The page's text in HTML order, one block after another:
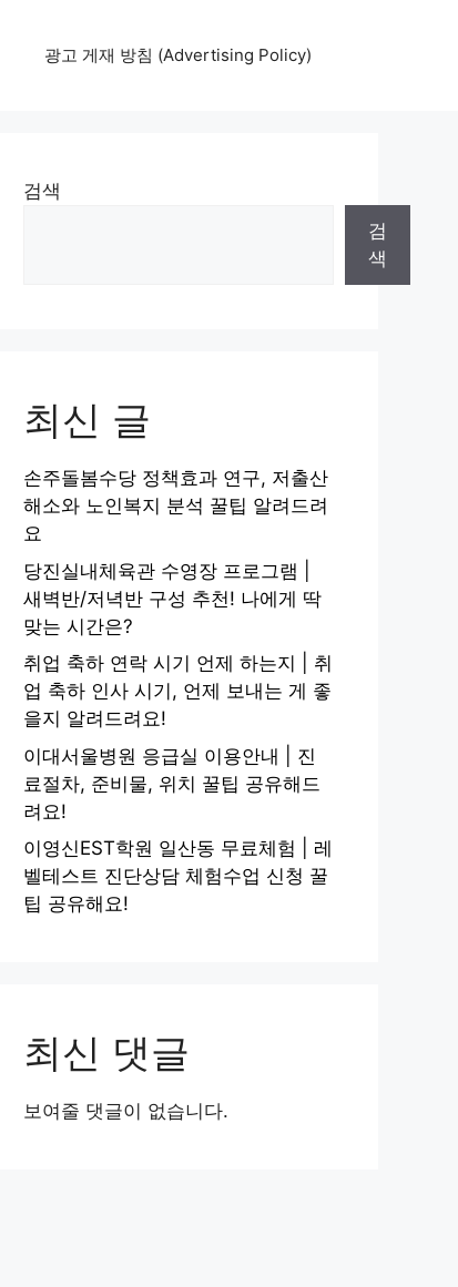
광고 게재 방침 (Advertising Policy)
검색
검
색
최신 글
손주돌봄수당 정책효과 연구, 저출산
해소와 노인복지 분석 꿀팁 알려드려
요
당진실내체육관 수영장 프로그램 |
새벽반/저녁반 구성 추천! 나에게 딱
맞는 시간은?
취업 축하 연락 시기 언제 하는지 | 취
업 축하 인사 시기, 언제 보내는 게 좋
을지 알려드려요!
이대서울병원 응급실 이용안내 | 진
료절차, 준비물, 위치 꿀팁 공유해드
려요!
이영신EST학원 일산동 무료체험 | 레
벨테스트 진단상담 체험수업 신청 꿀
팁 공유해요!
최신 댓글
보여줄 댓글이 없습니다.